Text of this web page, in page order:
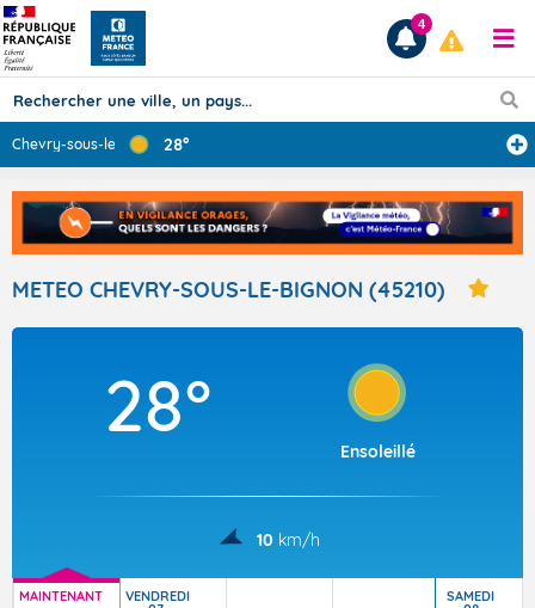
Prévisions
TOUS LES RÉSULTATS
Articles
4
Chevry-sous-le- ... 28°
METEO CHEVRY-SOUS-LE-BIGNON (45210)
28°
Ensoleillé
10 km/h
MAINTENANT VENDREDI SAMEDI